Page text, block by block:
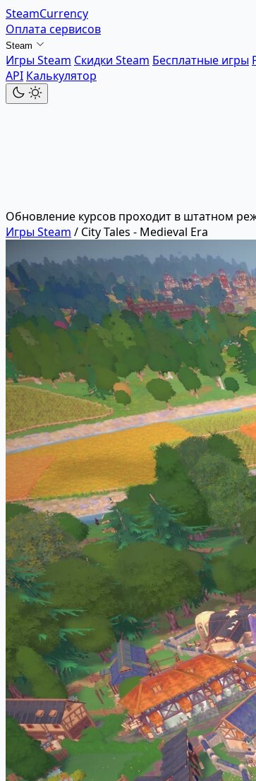
SteamCurrency
Оплата сервисов
Steam
Игры Steam Скидки Steam Бесплатные игры
API Калькулятор
Обновление курсов проходит в штатном
Игры Steam / City Tales - Medieval Era